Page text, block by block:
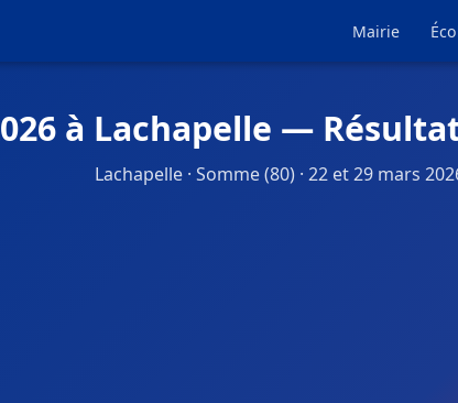
Mairie
à Lachapelle —
Lachapelle · Somme (80) · 22 et 29 mars